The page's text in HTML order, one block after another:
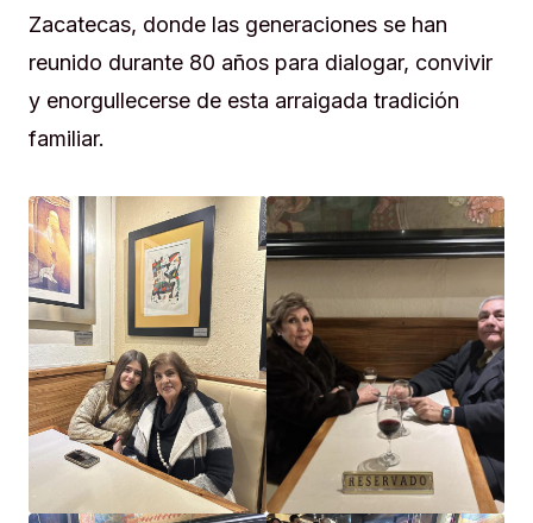
Zacatecas, donde las generaciones se han
reunido durante 80 años para dialogar, convivir
y enorgullecerse de esta arraigada tradición
familiar.